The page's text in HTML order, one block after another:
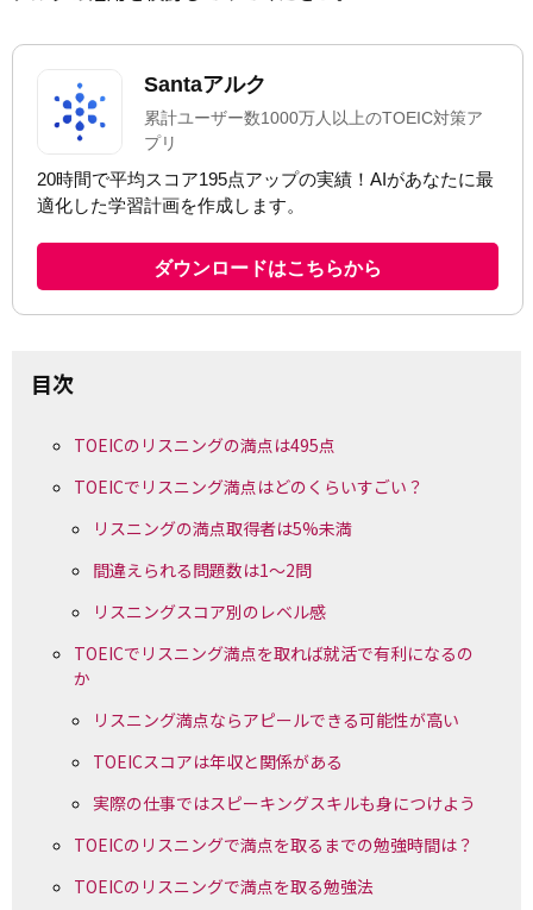
目次
TOEICのリスニングの満点は495点
TOEICでリスニング満点はどのくらいすごい？
リスニングの満点取得者は5%未満
間違えられる問題数は1〜2問
リスニングスコア別のレベル感
TOEICでリスニング満点を取れば就活で有利になるの
か
リスニング満点ならアピールできる可能性が高い
TOEICスコアは年収と関係がある
実際の仕事ではスピーキングスキルも身につけよう
TOEICのリスニングで満点を取るまでの勉強時間は？
TOEICのリスニングで満点を取る勉強法